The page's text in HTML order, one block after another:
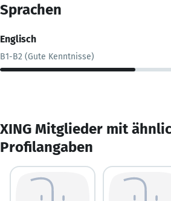
Sprachen
Englisch
B1-B2 (Gute Kenntnisse)
XING Mitglieder mit
Profilangaben